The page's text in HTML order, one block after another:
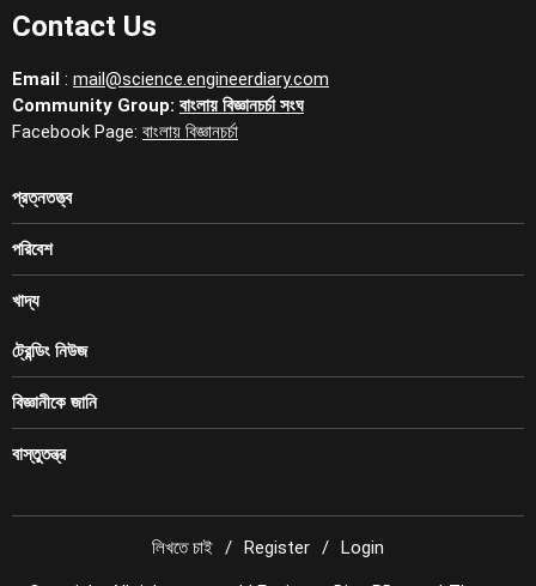
Contact Us
Email : mail@science.engineerdiary.com
Community Group: বাংলায় বিজ্ঞানচর্চা সংঘ
Facebook Page: বাংলায় বিজ্ঞানচর্চা
প্রত্নতত্ত্ব
পরিবেশ
খাদ্য
ট্রেন্ডিং নিউজ
বিজ্ঞানীকে জানি
বাস্তুতন্ত্র
লিখতে চাই Register Login